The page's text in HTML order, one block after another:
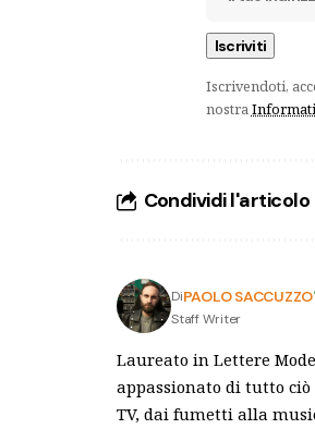
Iscrivendoti,
nostra
Condividi l'articolo
DiPAOLO SACCUZZO
Staff Writer
Laureato in Lettere
appassionato di tutto
TV, dai fumetti alla